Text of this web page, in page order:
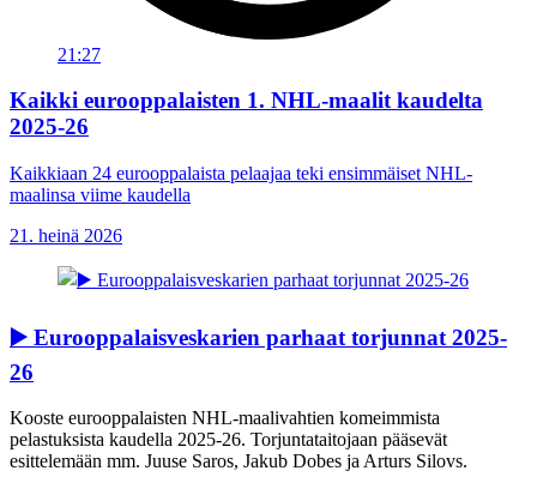
21:27
Kaikki eurooppalaisten 1. NHL-maalit kaudelta
2025-26
Kaikkiaan 24 eurooppalaista pelaajaa teki ensimmäiset NHL-
maalinsa viime kaudella
21. heinä 2026
▶️ Eurooppalaisveskarien parhaat torjunnat 2025-
26
Kooste eurooppalaisten NHL-maalivahtien komeimmista
pelastuksista kaudella 2025-26. Torjuntataitojaan pääsevät
esittelemään mm. Juuse Saros, Jakub Dobes ja Arturs Silovs.